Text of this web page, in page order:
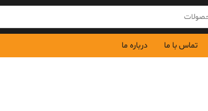
تماس با ما درباره ما